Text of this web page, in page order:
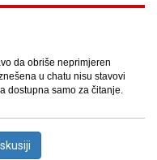
da obriše neprimjeren
u chatu nisu stavovi
dostupna samo za čitanje.